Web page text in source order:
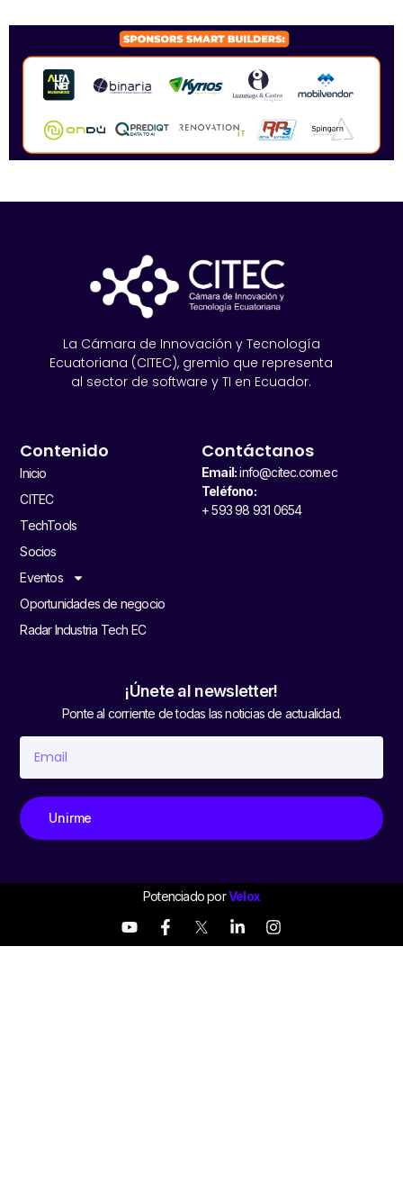
La Cámara de Innovación y Tecnología
Ecuatoriana (CITEC), gremio que representa
al sector de software y TI en Ecuador.
Contenido
Inicio
CITEC
TechTools
Socios
Eventos
Oportunidades de negocio
Radar Industria Tech EC
Contáctanos
Email:info@citec.com.ec
Teléfono:
+ 593 98 931 0654
¡Únete al newsletter!
Ponte al corriente de todas las noticias de actualidad.
Unirme
Potenciado porVelox